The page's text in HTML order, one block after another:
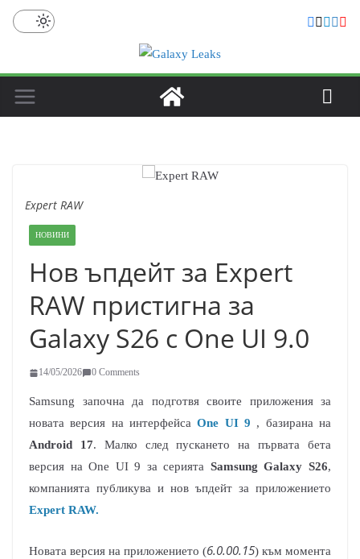
Skip
Expert RAW
НОВИНИ
Нов ъпдейт за Expert
RAW пристигна за
Galaxy S26 с One UI 9.0
14/05/2026 0 Comments
Samsung започна да подготвя своите приложения за
новата версия на интерфейсаOne UI 9 , базирана на
Android 17. Малко след пускането на първата бета
версия на One UI 9 за серията Samsung Galaxy S26,
компанията публикува и нов ъпдейт за приложението
Expert RAW.
Новата версия на приложението (6.0.00.15) към момента